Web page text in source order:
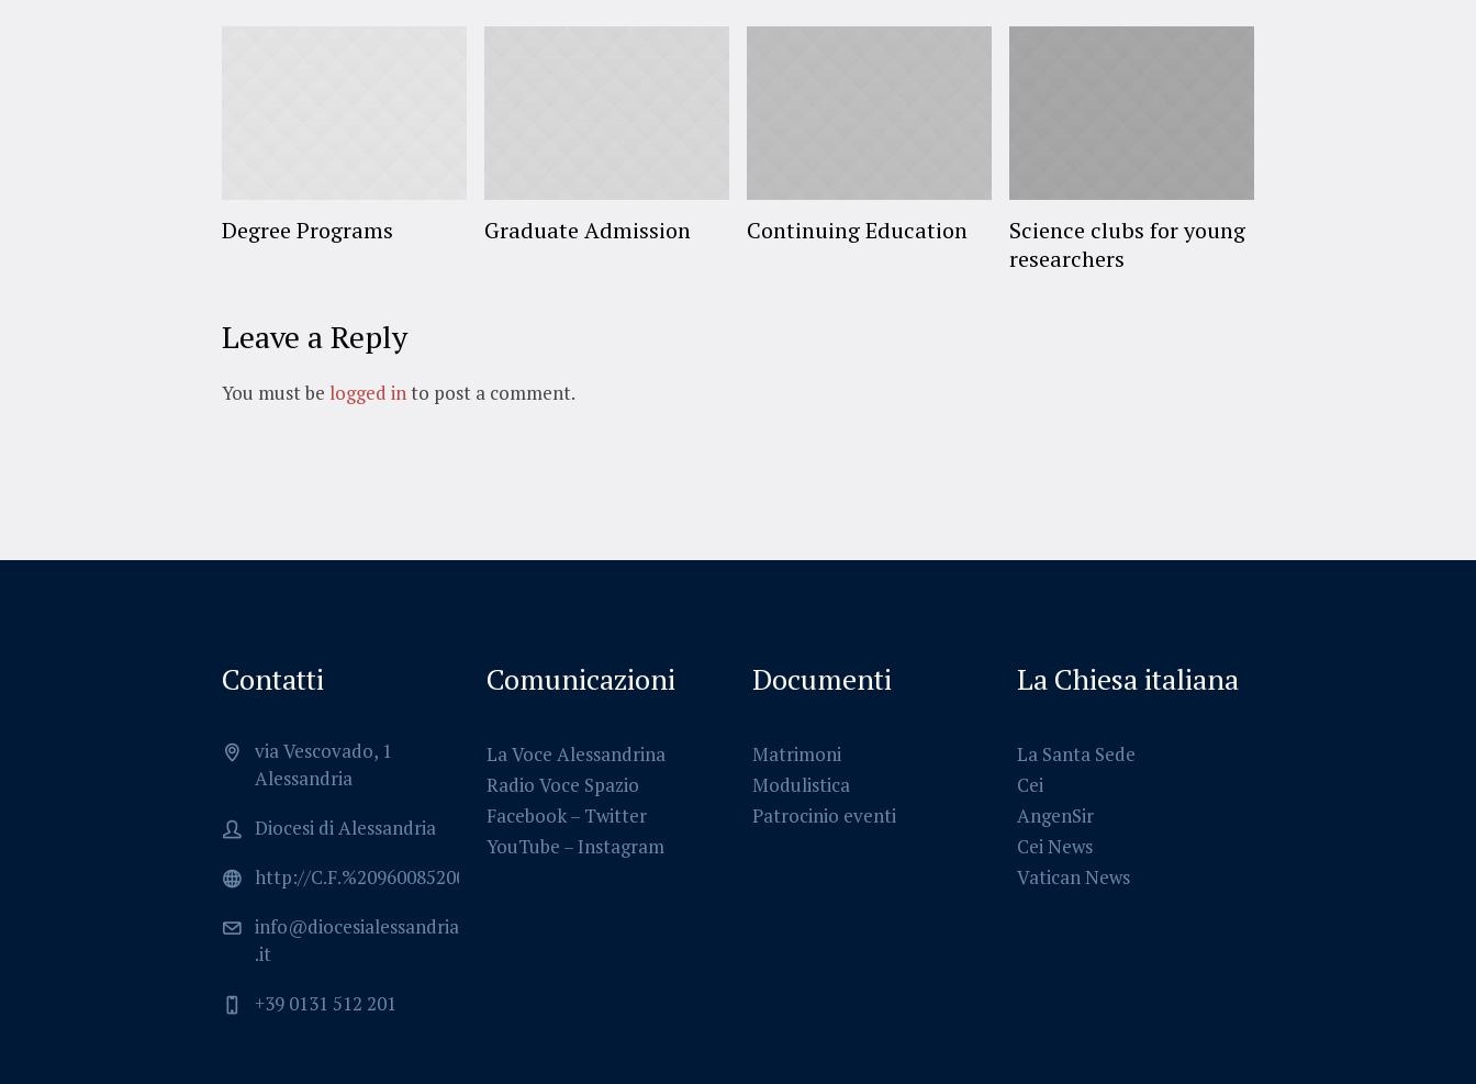
Degree Programs Graduate Admission Continuing Education
Science clubs for young
researchers
Leave a Reply
You must be logged into post a comment.
Contatti
via Vescovado, 1
Alessandria
Diocesi di Alessandria
http://C.F.%2096008520064
info@diocesialessandria
.it
+39 0131 512 201
Comunicazioni
La Voce Alessandrina
Radio Voce Spazio
Facebook– Twitter
YouTube – Instagram
Documenti
Matrimoni
Modulistica
Patrocinio eventi
La Chiesa italiana
La Santa Sede
Cei
AngenSir
Cei News
Vatican News